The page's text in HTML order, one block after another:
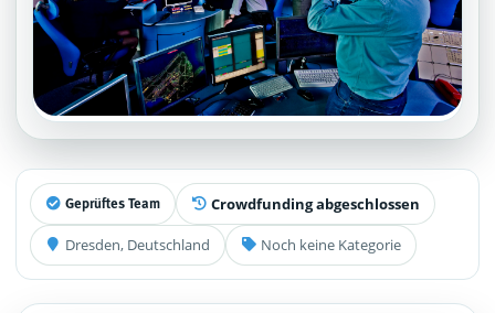
Geprüftes Team Crowdfunding abgeschlossen
Dresden, Deutschland Noch keine Kategorie